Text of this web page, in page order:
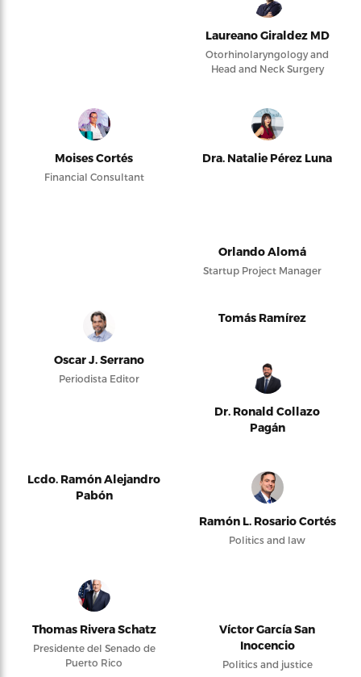
Laureano Giraldez MD
Otorhinolaryngology and
Head and Neck Surgery
Moises Cortés
Financial Consultant
Dra. Natalie Pérez Luna
Orlando Alomá
Startup Project Manager
Oscar J. Serrano
Periodista Editor
Tomás Ramírez
Dr. Ronald Collazo
Pagán
Lcdo. Ramón Alejandro
Pabón
Ramón L. Rosario Cortés
Politics and law
Thomas Rivera Schatz
Presidente del Senado de
Puerto Rico
Víctor García San
Inocencio
Politics and justice